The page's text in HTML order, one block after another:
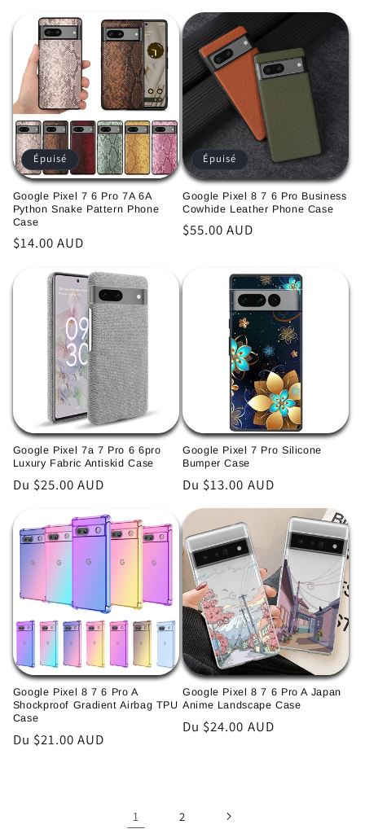
Épuisé
Google Pixel 7 6 Pro 7A 6A
Python Snake Pattern Phone
Case
Prix
$14.00 AUD
Épuisé
Google Pixel 8 7 6 Pro Business
Cowhide Leather Phone Case
Prix
$55.00 AUD
Google Pixel 7a 7 Pro 6 6pro
Luxury Fabric Antiskid Case
Prix
Du $25.00 AUD
Google Pixel 7 Pro Silicone
Bumper Case
Prix
habituel
Du $13.00 AUD
Google Pixel 8 7 6 Pro A
Shockproof Gradient Airbag TPU
Case
Prix
Du $21.00 AUD
Google Pixel 8 7 6 Pro A Japan
Anime Landscape Case
Prix
Du $24.00 AUD
1 2